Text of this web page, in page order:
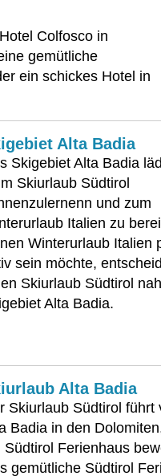
Colfosco in
gemütliche
ein schickes Hotel in
Alta Badia
Skigebiet Alta Badia
Skiurlaub Südtirol
und zum
Italien zu
Winterurlaub Italien
sein möchte,
Skiurlaub Südtirol
Alta Badia.
Alta Badia
Skiurlaub Südtirol führt
Badia in den
Südtirol Ferienhaus
gemütliche Südtirol